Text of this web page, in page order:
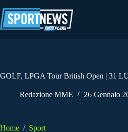
al
contenuto
GOLF, LPGA Tour British Open | 31
Redazione MME 26 Gennaio
Home / Sport